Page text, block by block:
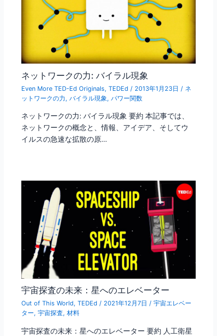
ネットワークの力: バイラル現象
Even More TED-Ed Originals,TEDEd / 2013年1月23日 / ネ
ットワークの力 ,バイラル現象 ,パワー関数
ネットワークの力: バイラル現象 要約 本記事では、
ネットワークの概念と、情報、アイデア、そしてウ
イルスの急速な拡散の原…
宇宙探査の未来：星へのエレベーター
Out of This World,TEDEd / 2021年12月7日/宇宙エレベー
ター,宇宙探査,材料
宇宙探査の未来：星へのエレベーター 要約 人工衛星